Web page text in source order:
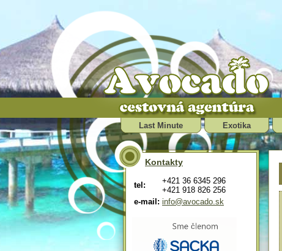
Last Minute Exotika
Kontakty
tel:
+421 36 6345 296
+421 918 826 256
e-mail: info@avocado.sk